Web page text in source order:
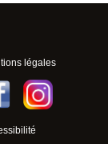
légales